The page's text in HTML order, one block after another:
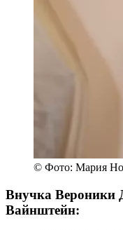
© Фото: Мария
Внучка Вероники
Вайнштейн: